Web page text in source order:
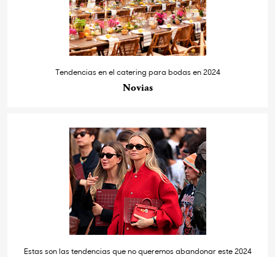
Tendencias en el catering para bodas en 2024
Novias
Estas son las tendencias que no queremos abandonar este 2024